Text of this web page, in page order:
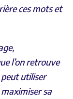
ces mots et
l’on retrouve
peut utiliser
sa